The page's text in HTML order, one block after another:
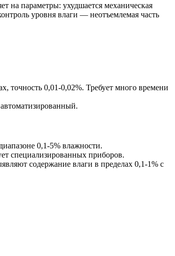
на параметры: ухудшается механическая
уровня влаги — неотъемлемая часть
точность 0,01-0,02%. Требует много времени
0,1-5% влажности.
специализированных приборов.
содержание влаги в пределах 0,1-1% с